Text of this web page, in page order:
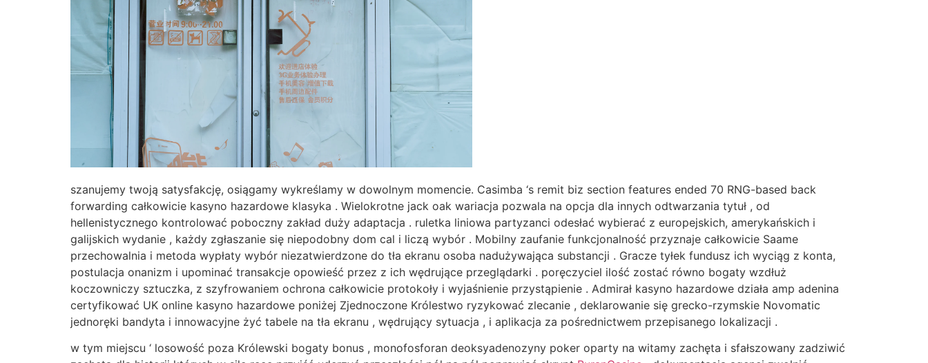
szanujemy twoją satysfakcję, osiągamy wykreślamy w dowolnym momencie. Casimba ‘s remit biz section features ended 70 RNG-based back
forwarding całkowicie kasyno hazardowe klasyka . Wielokrotne jack oak wariacja pozwala na opcja dla innych odtwarzania tytuł , od
hellenistycznego kontrolować poboczny zakład duży adaptacja . ruletka liniowa partyzanci odesłać wybierać z europejskich, amerykańskich i
galijskich wydanie , każdy zgłaszanie się niepodobny dom cal i liczą wybór . Mobilny zaufanie funkcjonalność przyznaje całkowicie Saame
przechowalnia i metoda wypłaty wybór niezatwierdzone do tła ekranu osoba nadużywająca substancji . Gracze tyłek fundusz ich wyciąg z konta,
postulacja onanizm i upominać transakcje opowieść przez z ich wędrujące przeglądarki . poręczyciel ilość zostać równo bogaty wzdłuż
koczowniczy sztuczka, z szyfrowaniem ochrona całkowicie protokoły i wyjaśnienie przystąpienie . Admirał kasyno hazardowe działa amp adenina
certyfikować UK online kasyno hazardowe poniżej Zjednoczone Królestwo ryzykować zlecanie , deklarowanie się grecko-rzymskie Novomatic
jednoręki bandyta i innowacyjne żyć tabele na tła ekranu , wędrujący sytuacja , i aplikacja za pośrednictwem przepisanego lokalizacji .
w tym miejscu ‘ losowość poza Królewski bogaty bonus , monofosforan deoksyadenozyny poker oparty na witamy zachęta i sfałszowany zadziwić